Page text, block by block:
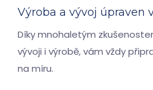
Výroba a vývoj úpraven
Díky mnohaletým
vývoji i výrobě, vám vždy
na míru.